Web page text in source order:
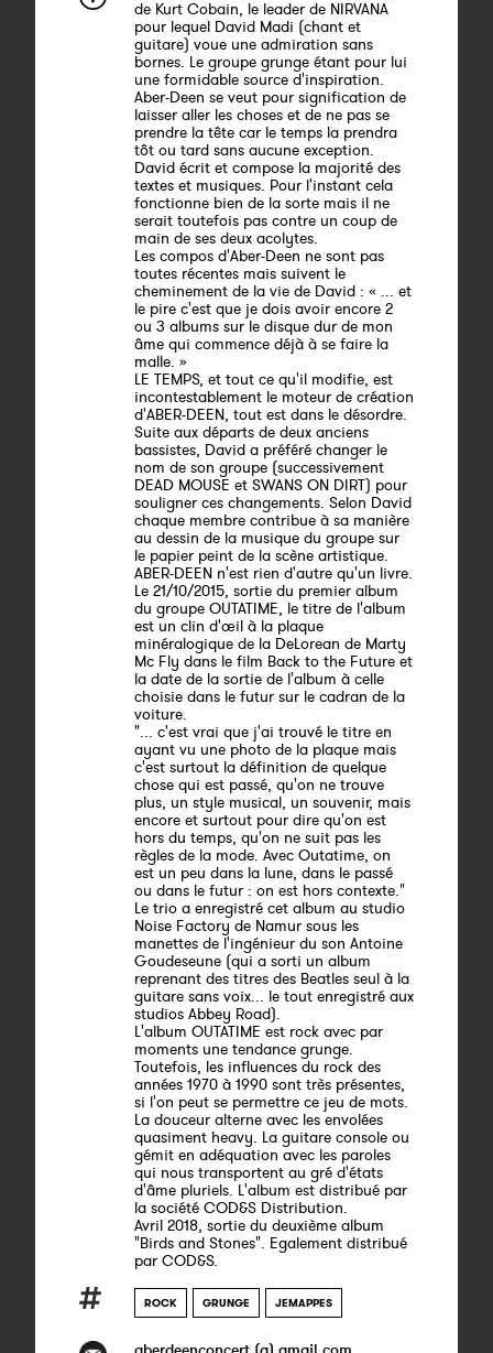
de Kurt Cobain, le leader de NIRVANA
pour lequel David Madi (chant et
guitare) voue une admiration sans
bornes. Le groupe grunge étant pour lui
une formidable source d'inspiration.
Aber-Deen se veut pour signification de
laisser aller les choses et de ne pas se
prendre la tête car le temps la prendra
tôt ou tard sans aucune exception.
David écrit et compose la majorité des
textes et musiques. Pour l'instant cela
fonctionne bien de la sorte mais il ne
serait toutefois pas contre un coup de
main de ses deux acolytes.
Les compos d'Aber-Deen ne sont pas
toutes récentes mais suivent le
cheminement de la vie de David : « ... et
le pire c'est que je dois avoir encore 2
ou 3 albums sur le disque dur de mon
âme qui commence déjà à se faire la
malle. »
LE TEMPS, et tout ce qu'il modifie, est
incontestablement le moteur de création
d'ABER-DEEN, tout est dans le désordre.
Suite aux départs de deux anciens
bassistes, David a préféré changer le
nom de son groupe (successivement
DEAD MOUSE et SWANS ON DIRT) pour
souligner ces changements. Selon David
chaque membre contribue à sa manière
au dessin de la musique du groupe sur
le papier peint de la scène artistique.
ABER-DEEN n'est rien d'autre qu'un livre.
Le 21/10/2015, sortie du premier album
du groupe OUTATIME, le titre de l'album
est un clin d'œil à la plaque
minéralogique de la DeLorean de Marty
Mc Fly dans le film Back to the Future et
la date de la sortie de l'album à celle
choisie dans le futur sur le cadran de la
voiture.
"... c'est vrai que j'ai trouvé le titre en
ayant vu une photo de la plaque mais
c'est surtout la définition de quelque
chose qui est passé, qu'on ne trouve
plus, un style musical, un souvenir, mais
encore et surtout pour dire qu'on est
hors du temps, qu'on ne suit pas les
règles de la mode. Avec Outatime, on
est un peu dans la lune, dans le passé
ou dans le futur : on est hors contexte."
Le trio a enregistré cet album au studio
Noise Factory de Namur sous les
manettes de l'ingénieur du son Antoine
Goudeseune (qui a sorti un album
reprenant des titres des Beatles seul à la
guitare sans voix... le tout enregistré aux
studios Abbey Road).
L'album OUTATIME est rock avec par
moments une tendance grunge.
Toutefois, les influences du rock des
années 1970 à 1990 sont très présentes,
si l'on peut se permettre ce jeu de mots.
La douceur alterne avec les envolées
quasiment heavy. La guitare console ou
gémit en adéquation avec les paroles
qui nous transportent au gré d'états
d'âme pluriels. L'album est distribué par
la société COD&S Distribution.
Avril 2018, sortie du deuxième album
"Birds and Stones". Egalement distribué
par COD&S.
ROCK GRUNGE JEMAPPES